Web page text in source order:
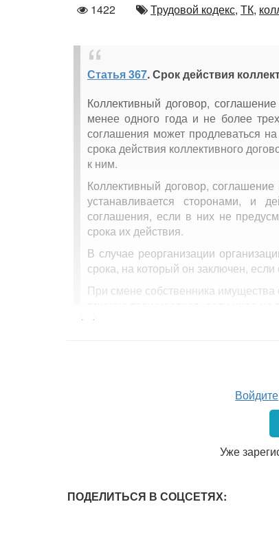
Количество
1422 Автор
Трудовой кодекс, ТК,
Статья 367. Срок действия
Коллективный договор,
менее одного года и не более
соглашения может продлеваться
срока действия коллективного
к ним.
Коллективный договор,
устанавливается сторонами, и
соглашения, если в них не
срока их действия.
В случае реорганизации
срока, на который он заключен,
При смене собственника имущества
акционерные общества
трудовых и социально-
Войдите
Уже
ПОДЕЛИТЬСЯ В СОЦСЕТЯХ: